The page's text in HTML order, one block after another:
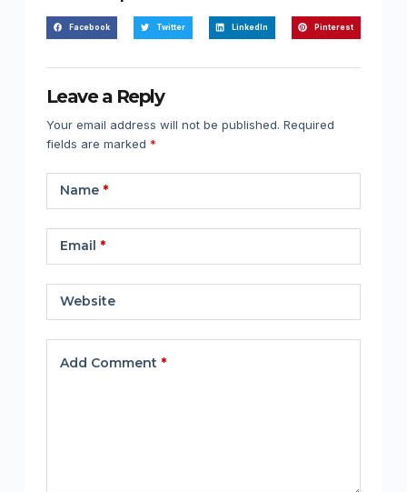
Facebook Twitter LinkedIn Pinterest
Leave a Reply
Your email address will not be published. Required
fields are marked *
Name*
Email *
Website
Add Comment *